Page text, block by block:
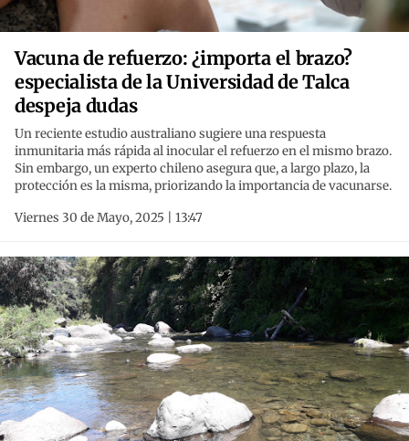
Vacuna de refuerzo: ¿importa el brazo?
especialista de la Universidad de Talca
despeja dudas
Un reciente estudio australiano sugiere una respuesta
inmunitaria más rápida al inocular el refuerzo en el mismo brazo.
Sin embargo, un experto chileno asegura que, a largo plazo, la
protección es la misma, priorizando la importancia de vacunarse.
Viernes 30 de Mayo, 2025 | 13:47